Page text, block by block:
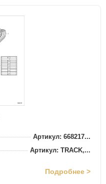
Артикул: 668217...
Артикул: TRACK,...
Подробнее >